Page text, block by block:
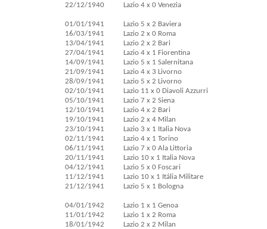
22/12/1940
01/01/1941
16/03/1941
13/04/1941
27/04/1941
14/09/1941
21/09/1941
28/09/1941
02/10/1941
05/10/1941
12/10/1941
19/10/1941
23/10/1941
02/11/1941
06/11/1941
20/11/1941
04/12/1941
11/12/1941
21/12/1941
04/01/1942
11/01/1942
18/01/1942
Lazio 4 x 0 Venezia
Lazio 5 x 2 Baviera
Lazio 2 x 0 Roma
Lazio 2 x 2 Bari
Lazio 4 x 1 Fiorentina
Lazio 5 x 1 Salernitana
Lazio 4 x 3 Livorno
Lazio 5 x 2 Livorno
Lazio 11 x 0 Diavoli Azzurri
Lazio 7 x 2 Siena
Lazio 4 x 2 Bari
Lazio 2 x 4 Milan
Lazio 3 x 1 Italia Nova
Lazio 4 x 1 Torino
Lazio 7 x 0 Ala Littoria
Lazio 10 x 1 Italia Nova
Lazio 5 x 0 Foscari
Lazio 10 x 1 Itália Militare
Lazio 5 x 1 Bologna
Lazio 1 x 1 Genoa
Lazio 1 x 2 Roma
Lazio 2 x 2 Milan